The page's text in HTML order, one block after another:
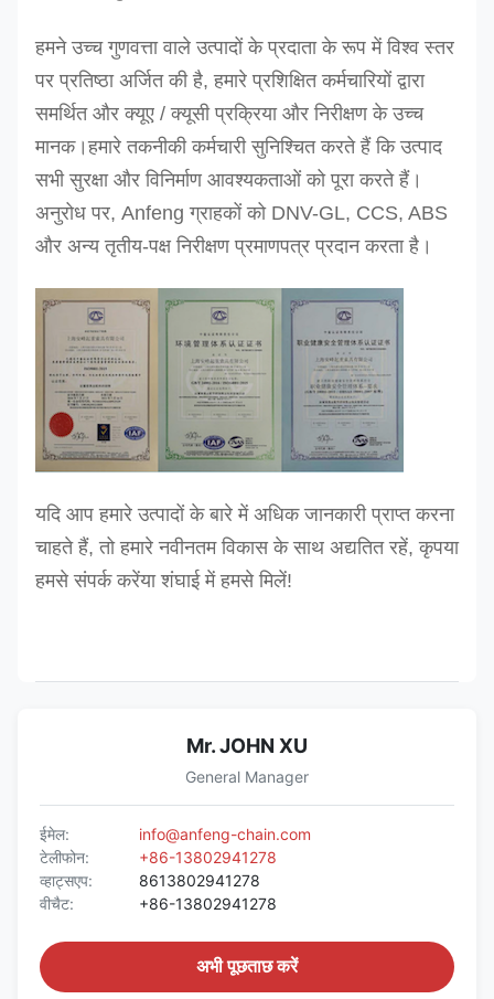
हमने उच्च गुणवत्ता वाले उत्पादों के प्रदाता के रूप में विश्व स्तर
पर प्रतिष्ठा अर्जित की है, हमारे प्रशिक्षित कर्मचारियों द्वारा
समर्थित और क्यूए / क्यूसी प्रक्रिया और निरीक्षण के उच्च
मानक।हमारे तकनीकी कर्मचारी सुनिश्चित करते हैं कि उत्पाद
सभी सुरक्षा और विनिर्माण आवश्यकताओं को पूरा करते हैं।
अनुरोध पर, Anfeng ग्राहकों को DNV-GL, CCS, ABS
और अन्य तृतीय-पक्ष निरीक्षण प्रमाणपत्र प्रदान करता है।
यदि आप हमारे उत्पादों के बारे में अधिक जानकारी प्राप्त करना
चाहते हैं, तो हमारे नवीनतम विकास के साथ अद्यतित रहें, कृपया
हमसे संपर्क करेंया शंघाई में हमसे मिलें!
Mr. JOHN XU
General Manager
ईमेल:
info@anfeng-chain.com
टेलीफोन:
+86-13802941278
व्हाट्सएप:
8613802941278
वीचैट:
+86-13802941278
अभी पूछताछ करें